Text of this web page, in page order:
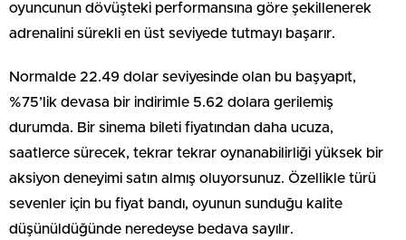
oyuncunun dövüşteki performansına göre şekillenerek
adrenalini sürekli en üst seviyede tutmayı başarır.
Normalde 22.49 dolar seviyesinde olan bu başyapıt,
%75’lik devasa bir indirimle 5.62 dolara gerilemiş
durumda. Bir sinema bileti fiyatından daha ucuza,
saatlerce sürecek, tekrar tekrar oynanabilirliği yüksek bir
aksiyon deneyimi satın almış oluyorsunuz. Özellikle türü
sevenler için bu fiyat bandı, oyunun sunduğu kalite
düşünüldüğünde neredeyse bedava sayılır.